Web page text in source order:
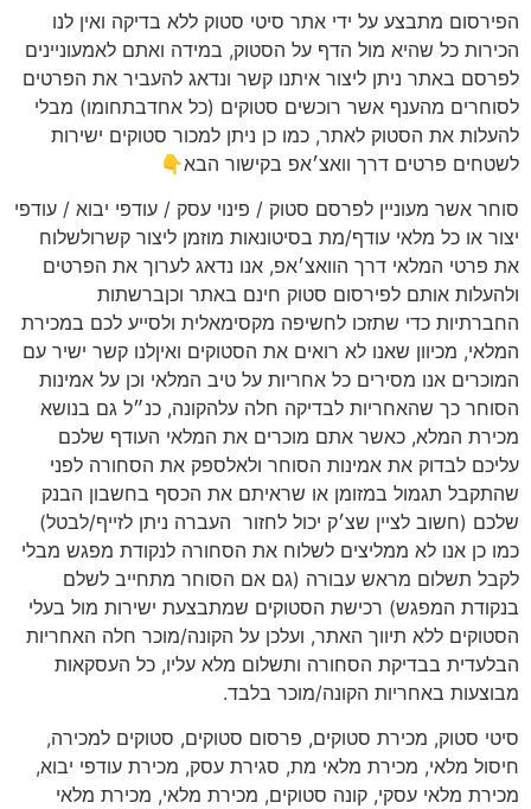
הפירסום מתבצע על ידי אתר סיטי סטוק ללא בדיקה ואין לנו
הכירות כל שהיא מול הדף על הסטוק, במידה ואתם לאמעוניינים
לפרסם באתר ניתן ליצור איתנו קשר ונדאג להעביר את הפרטים
לסוחרים מהענף אשר רוכשים סטוקים (כל אחדבתחומו) מבלי
להעלות את הסטוק לאתר, כמו כן ניתן למכור סטוקים ישירות
לשטחים פרטים דרך וואצ׳אפ בקישור הבא👇
סוחר אשר מעוניין לפרסם סטוק / פינוי עסק / עודפי יבוא / עודפי
יצור או כל מלאי עודף/מת בסיטונאות מוזמן ליצור קשרולשלוח
את פרטי המלאי דרך הוואצ׳אפ, אנו נדאג לערוך את הפרטים
ולהעלות אותם לפירסום סטוק חינם באתר וכןברשתות
החברתיות כדי שתזכו לחשיפה מקסימאלית ולסייע לכם במכירת
המלאי, מכיוון שאנו לא רואים את הסטוקים ואיןלנו קשר ישיר עם
המוכרים אנו מסירים כל אחריות על טיב המלאי וכן על אמינות
הסוחר כך שהאחריות לבדיקה חלה עלהקונה, כנ״ל גם בנושא
מכירת המלא, כאשר אתם מוכרים את המלאי העודף שלכם
עליכם לבדוק את אמינות הסוחר ולאלספק את הסחורה לפני
שהתקבל תגמול במזומן או שראיתם את הכסף בחשבון הבנק
שלכם (חשוב לציין שצ׳ק יכול לחזור העברה ניתן לזייף/לבטל)
כמו כן אנו לא ממליצים לשלוח את הסחורה לנקודת מפגש מבלי
לקבל תשלום מראש עבורה (גם אם הסוחר מתחייב לשלם
בנקודת המפגש) רכישת הסטוקים שמתבצעת ישירות מול בעלי
הסטוקים ללא תיווך האתר, ועלכן על הקונה/מוכר חלה האחריות
הבלעדית בבדיקת הסחורה ותשלום מלא עליו, כל העסקאות
מבוצעות באחריות הקונה/מוכר בלבד.
סיטי סטוק, מכירת סטוקים, פרסום סטוקים, סטוקים למכירה,
חיסול מלאי, מכירת מלאי מת, סגירת עסק, מכירת עודפי יבוא,
מכירת מלאי עסקי, קונה סטוקים, מכירת מלאי, מכירת מלאי